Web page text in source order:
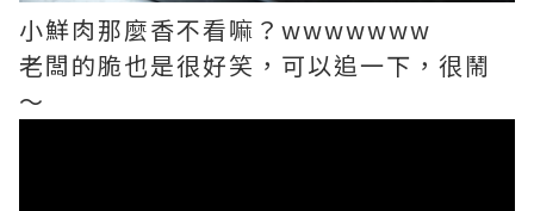
小鮮肉那麼香不看嘛？wwwwwww
老闆的脆也是很好笑，可以追一下，很鬧
～